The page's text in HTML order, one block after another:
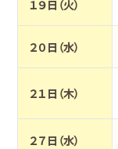
１９日（火）
２０日（水）
２１日（木）
２７日（水）